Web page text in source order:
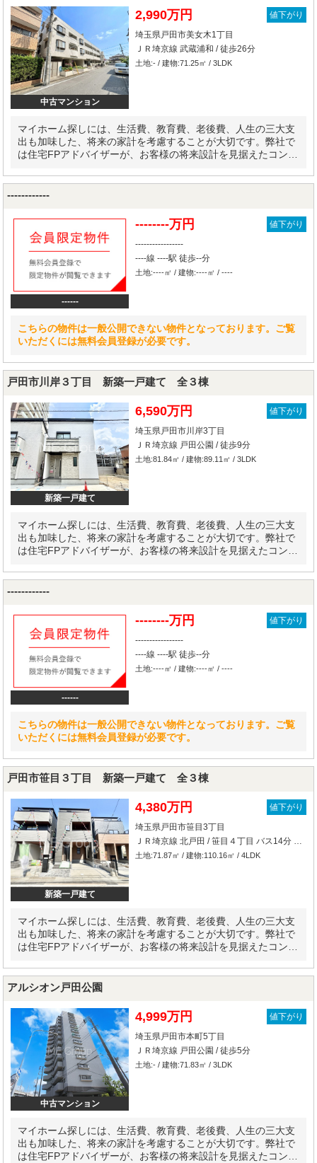
中古マンション
2,990万円
値下がり
埼玉県戸田市美女木1丁目
ＪＲ埼京線 武蔵浦和 / 徒歩26分
土地:- / 建物:71.25㎡ / 3LDK
マイホーム探しには、生活費、教育費、老後費、人生の三大支
出も加味した、将来の家計を考慮することが大切です。弊社で
は住宅FPアドバイザーが、お客様の将来設計を見据えたコンサ
------------
------
--------万円
値下がり
-----------------
----線 ----駅 徒歩--分
土地:----㎡ / 建物:----㎡ / ----
こちらの物件は一般公開できない物件となっております。ご覧
いただくには無料会員登録が必要です。
戸田市川岸３丁目 新築一戸建て 全３棟
新築一戸建て
6,590万円
値下がり
埼玉県戸田市川岸3丁目
ＪＲ埼京線 戸田公園 / 徒歩9分
土地:81.84㎡ / 建物:89.11㎡ / 3LDK
マイホーム探しには、生活費、教育費、老後費、人生の三大支
出も加味した、将来の家計を考慮することが大切です。弊社で
は住宅FPアドバイザーが、お客様の将来設計を見据えたコンサ
------------
------
--------万円
値下がり
-----------------
----線 ----駅 徒歩--分
土地:----㎡ / 建物:----㎡ / ----
こちらの物件は一般公開できない物件となっております。ご覧
いただくには無料会員登録が必要です。
戸田市笹目３丁目 新築一戸建て 全３棟
新築一戸建て
4,380万円
値下がり
埼玉県戸田市笹目3丁目
ＪＲ埼京線 北戸田 / 笹目４丁目 バス14分 停歩2分
土地:71.87㎡ / 建物:110.16㎡ / 4LDK
マイホーム探しには、生活費、教育費、老後費、人生の三大支
出も加味した、将来の家計を考慮することが大切です。弊社で
は住宅FPアドバイザーが、お客様の将来設計を見据えたコンサ
アルシオン戸田公園
中古マンション
4,999万円
値下がり
埼玉県戸田市本町5丁目
ＪＲ埼京線 戸田公園 / 徒歩5分
土地:- / 建物:71.83㎡ / 3LDK
マイホーム探しには、生活費、教育費、老後費、人生の三大支
出も加味した、将来の家計を考慮することが大切です。弊社で
は住宅FPアドバイザーが、お客様の将来設計を見据えたコンサ